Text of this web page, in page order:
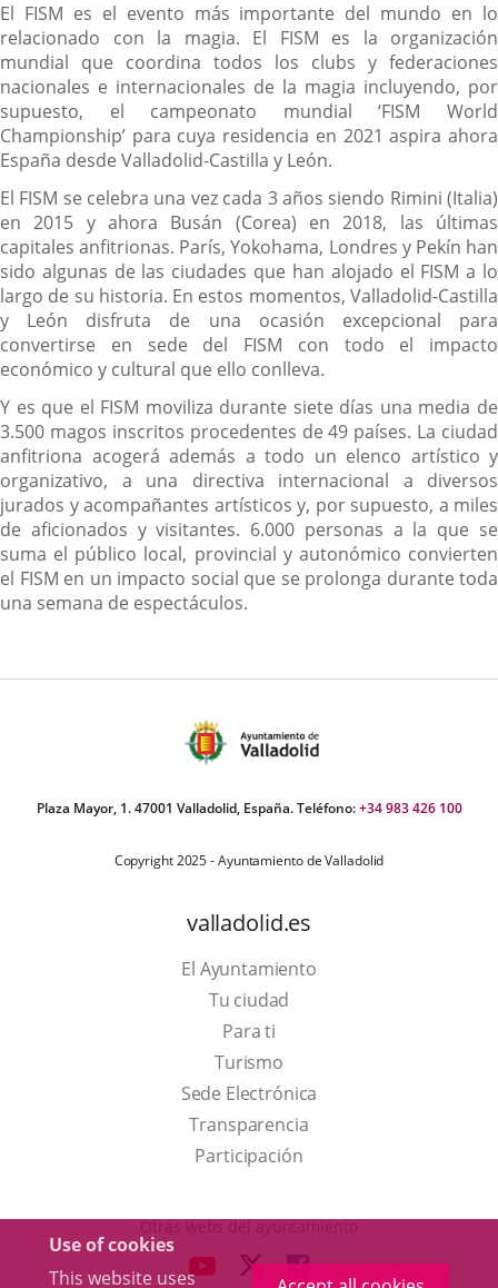
Use of cookies
This website uses
El FISM es el evento más importante del mundo en lo
relacionado con la magia. El FISM es la organización
mundial que coordina todos los clubs y federaciones
nacionales e internacionales de la magia incluyendo, por
supuesto, el campeonato mundial ‘FISM World
Championship’ para cuya residencia en 2021 aspira ahora
España desde Valladolid-Castilla y León.
El FISM se celebra una vez cada 3 años siendo Rimini (Italia)
en 2015 y ahora Busán (Corea) en 2018, las últimas
capitales anfitrionas. París, Yokohama, Londres y Pekín han
sido algunas de las ciudades que han alojado el FISM a lo
largo de su historia. En estos momentos, Valladolid-Castilla
y León disfruta de una ocasión excepcional para
convertirse en sede del FISM con todo el impacto
económico y cultural que ello conlleva.
Y es que el FISM moviliza durante siete días una media de
3.500 magos inscritos procedentes de 49 países. La ciudad
anfitriona acogerá además a todo un elenco artístico y
organizativo, a una directiva internacional a diversos
jurados y acompañantes artísticos y, por supuesto, a miles
de aficionados y visitantes. 6.000 personas a la que se
suma el público local, provincial y autonómico convierten
el FISM en un impacto social que se prolonga durante toda
una semana de espectáculos.
Plaza Mayor, 1. 47001 Valladolid, España. Teléfono:+34 983 426 100
Copyright 2025 - Ayuntamiento de Valladolid
valladolid.es
El Ayuntamiento
Tu ciudad
Para ti
TurismoThis
link
will
open
a
pop-
up
Sede Electrónica
Transparencia
Participación
Otras webs del ayuntamiento
LINK LINKLINK